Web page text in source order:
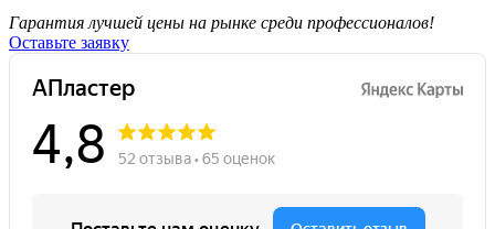
Гарантия лучшей цены на рынке среди профессионалов!
Оставьте заявку